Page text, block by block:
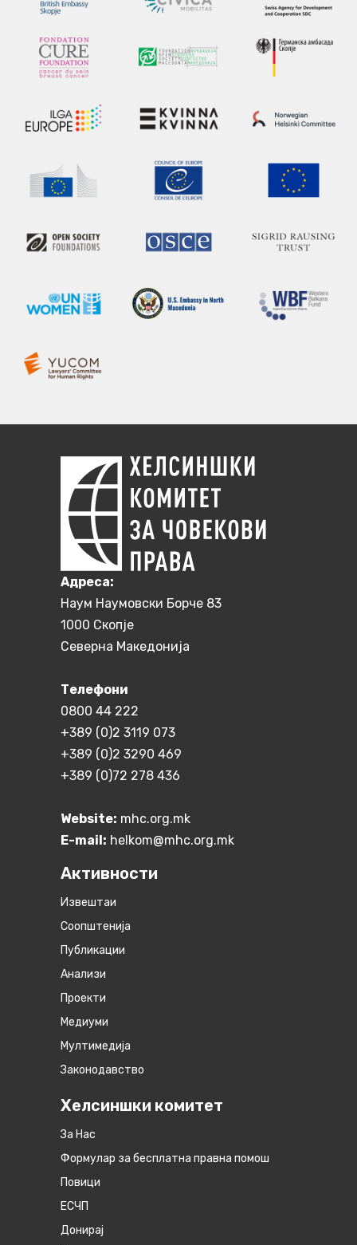
Aдреса:
Наум Наумовски Борче 83
1000 Скопје
Северна Македонија
Телефони
0800 44 222
+389 (0)2 3119 073
+389 (0)2 3290 469
+389 (0)72 278 436
Website: mhc.org.mk
E-mail: helkom@mhc.org.mk
Активности
Извештаи
Соопштенија
Публикации
Анализи
Проекти
Медиуми
Мултимедија
Законодавство
Хелсиншки комитет
За Нас
Формулар за бесплатна правна помош
Повици
ЕСЧП
Донирај